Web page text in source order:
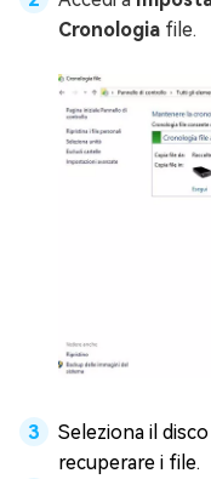
Cronologia file.
Seleziona il
recuperare i file.